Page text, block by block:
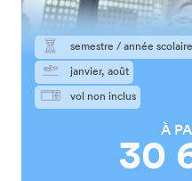
semestre / année scolaire
janvier, août
vol non inclus
À
30